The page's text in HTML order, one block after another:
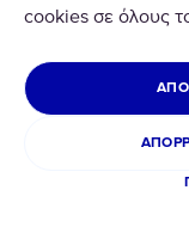
cookies σε όλους